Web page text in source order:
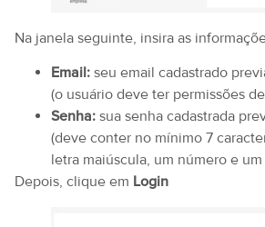
Na janela seguinte, insira as
Email: seu email cadastrado
(o usuário deve ter permissões
Senha: sua senha cadastrada
(deve conter no mínimo 7
letra maiúscula, um número e
Depois, clique em Login